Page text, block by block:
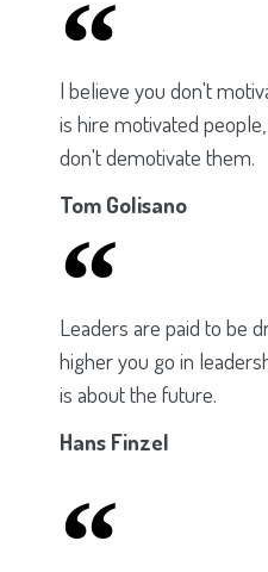
I believe you don't
is hire motivated
don't demotivate them.
Tom Golisano
Leaders are paid to be
higher you go in
is about the future.
Hans Finzel